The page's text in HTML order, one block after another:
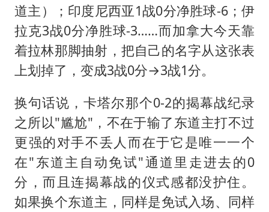
道主）；印度尼西亚1战0分净胜球-6；伊
拉克3战0分净胜球-3……而加拿大今天靠
着拉林那脚抽射，把自己的名字从这张表
上划掉了，变成3战0分→3战1分。
换句话说，卡塔尔那个0-2的揭幕战纪录
之所以"尴尬"，不在于输了东道主打不过
更强的对手不丢人而在于它是唯一一个
在"东道主自动免试"通道里走进去的0
分，而且连揭幕战的仪式感都没护住。
如果换个东道主，同样是免试入场、同样